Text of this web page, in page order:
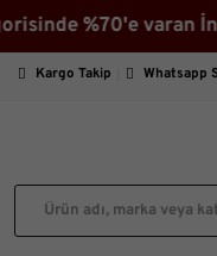
%70'e varan
Kargo Takip Whatsapp